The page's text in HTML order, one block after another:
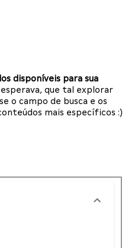
disponíveis para sua
que tal explorar
o campo de busca e os
mais específicos :)